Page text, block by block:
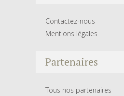
Contactez-nous
Mentions légales
Partenaires
Tous nos partenaires